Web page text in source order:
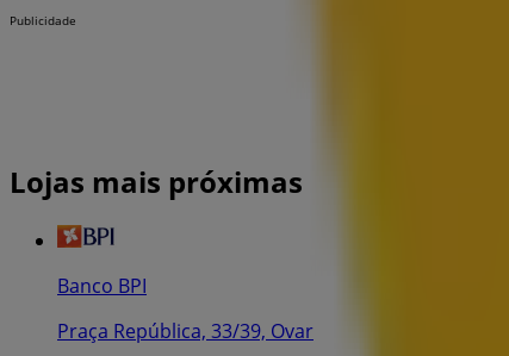
Publicidade
Lojas mais próximas
Banco BPI
Praça República, 33/39, Ovar